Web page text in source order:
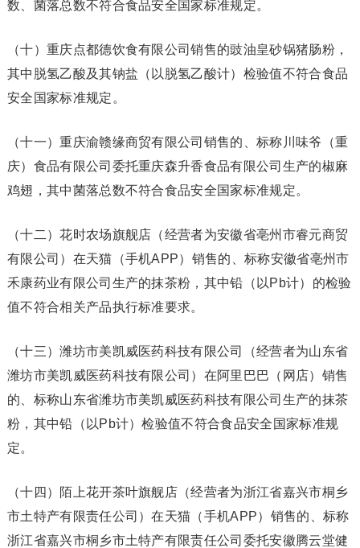
数、菌落总数不符合食品安全国家标准规定。
（十）重庆点都德饮食有限公司销售的豉油皇砂锅猪肠粉，
其中脱氢乙酸及其钠盐（以脱氢乙酸计）检验值不符合食品
安全国家标准规定。
（十一）重庆渝赣缘商贸有限公司销售的、标称川味爷（重
庆）食品有限公司委托重庆森升香食品有限公司生产的椒麻
鸡翅，其中菌落总数不符合食品安全国家标准规定。
（十二）花时农场旗舰店（经营者为安徽省亳州市睿元商贸
有限公司）在天猫（手机APP）销售的、标称安徽省亳州市
禾康药业有限公司生产的抹茶粉，其中铅（以Pb计）的检验
值不符合相关产品执行标准要求。
（十三）潍坊市美凯威医药科技有限公司（经营者为山东省
潍坊市美凯威医药科技有限公司）在阿里巴巴（网店）销售
的、标称山东省潍坊市美凯威医药科技有限公司生产的抹茶
粉，其中铅（以Pb计）检验值不符合食品安全国家标准规
定。
（十四）陌上花开茶叶旗舰店（经营者为浙江省嘉兴市桐乡
市土特产有限责任公司）在天猫（手机APP）销售的、标称
浙江省嘉兴市桐乡市土特产有限责任公司委托安徽腾云堂健